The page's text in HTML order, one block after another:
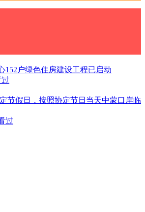
152户绿色住房建设工程已启动
过
节假日，按照协定节日当天中蒙口岸临
过